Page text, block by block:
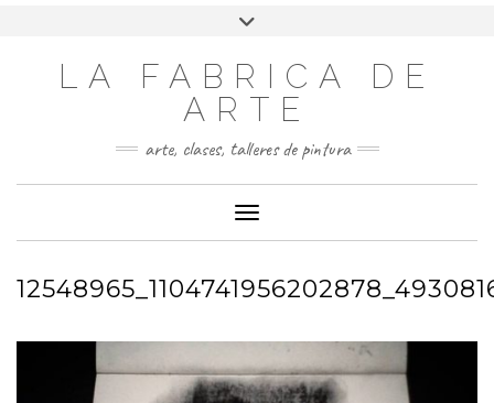
LA FABRICA DE
ARTE
arte, clases, talleres de pintura
Cambiar modo de navegación